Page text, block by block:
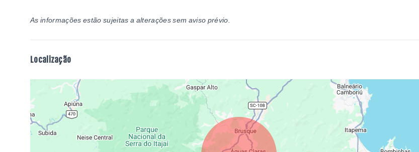
As informações estão sujeitas a alterações sem aviso prévio.
Localização